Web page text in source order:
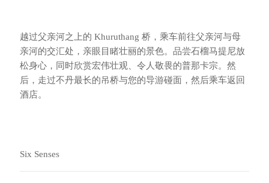
越过父亲河之上的 Khuruthang 桥，乘车前往父亲河与母
亲河的交汇处，亲眼目睹壮丽的景色。品尝石榴马提尼放
松身心，同时欣赏宏伟壮观、令人敬畏的普那卡宗。然
后，走过不丹最长的吊桥与您的导游碰面，然后乘车返回
酒店。
Six Senses